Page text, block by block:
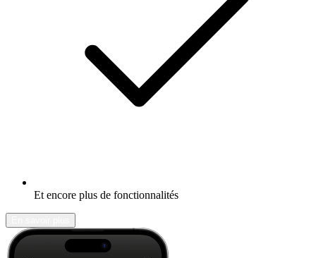
Et encore plus de fonctionnalités